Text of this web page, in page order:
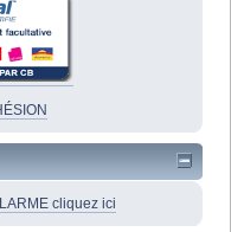
cliquez ici